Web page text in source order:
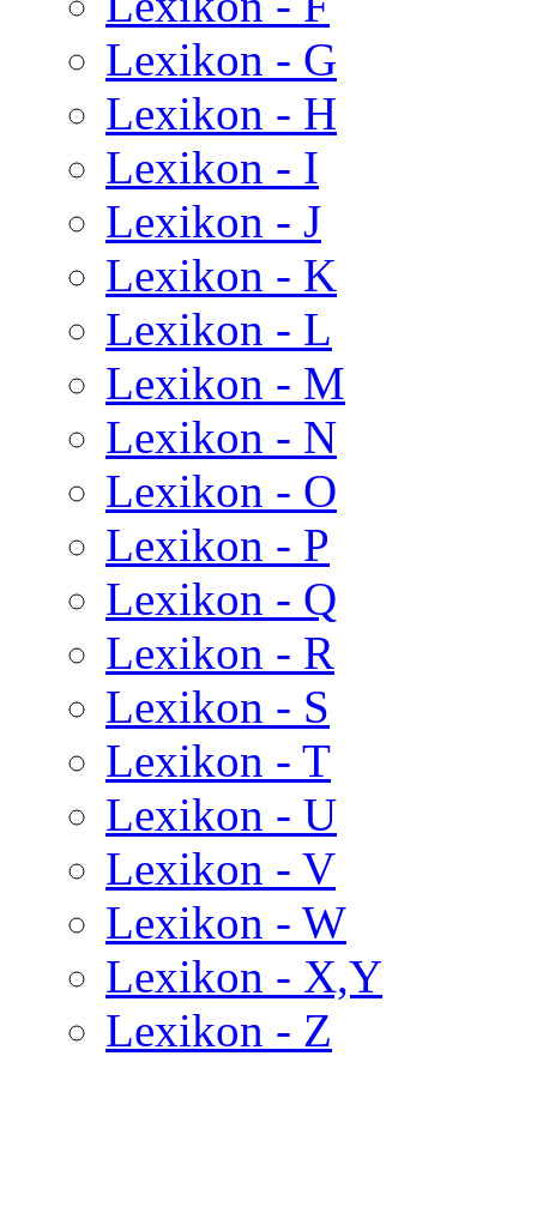
Lexikon - G
Lexikon - H
Lexikon - I
Lexikon - J
Lexikon - K
Lexikon - L
Lexikon - M
Lexikon - N
Lexikon - O
Lexikon - P
Lexikon - Q
Lexikon - R
Lexikon - S
Lexikon - T
Lexikon - U
Lexikon - V
Lexikon - W
Lexikon - X,Y
Lexikon - Z